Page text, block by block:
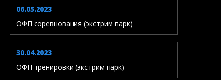
06.05.2023
ОФП соревнования (экстрим парк)
30.04.2023
ОФП тренировки (экстрим парк)